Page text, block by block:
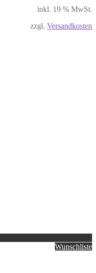
inkl. 19 % MwSt.
zzgl. Versandkosten
Wunschliste